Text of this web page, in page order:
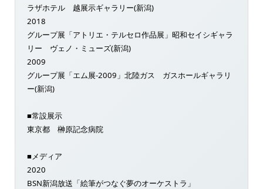
ラザホテル 越展示ギャラリー(新潟)
2018
グループ展「アトリエ・テルセロ作品展」昭和セイシギャラ
リー ヴェノ・ミューズ(新潟)
2009
グループ展「エム展-2009」北陸ガス ガスホールギャラリ
ー(新潟)
■常設展示
東京都 榊原記念病院
■メディア
2020
BSN新潟放送「絵筆がつなぐ夢のオーケストラ」